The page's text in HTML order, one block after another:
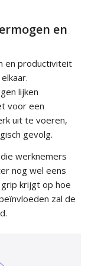
en
en productiviteit
lijken
voor een
uit te voeren,
gevolg.
werknemers
nog wel eens
krijgt op hoe
zal de